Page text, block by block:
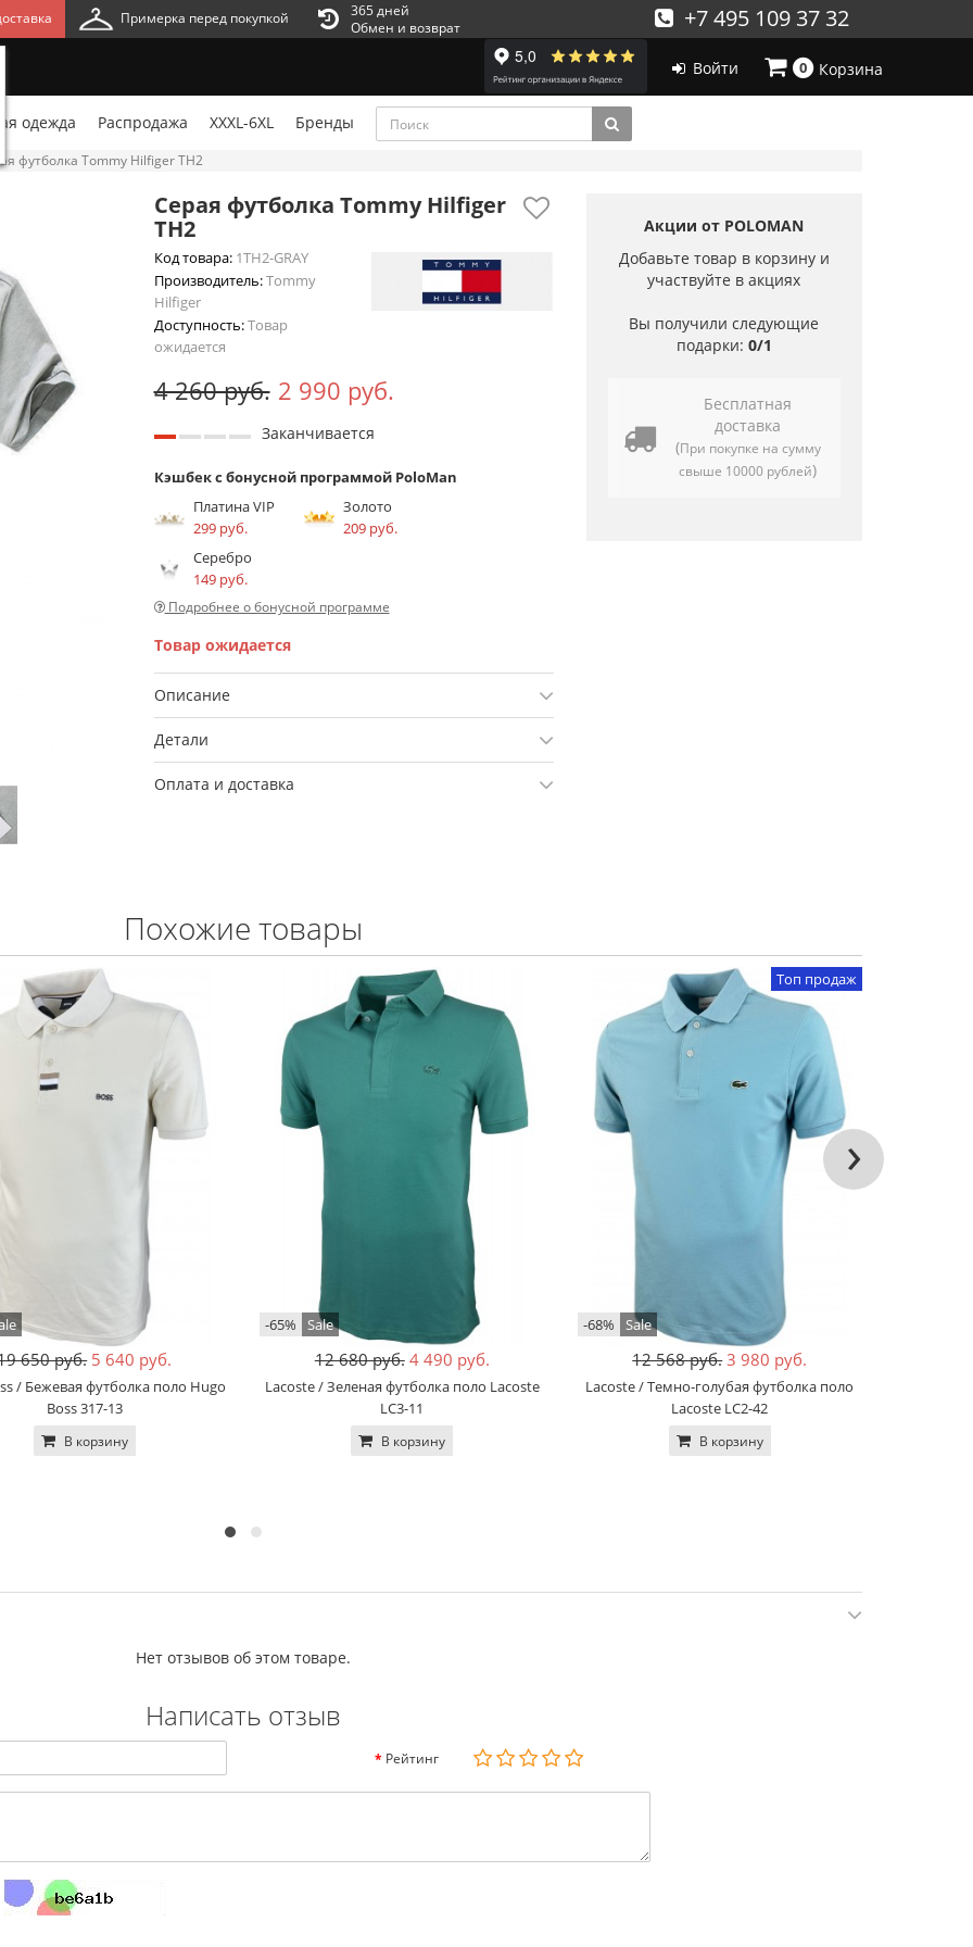
Примерка перед покупкой
365 дней
Обмен и возврат
+7 495 109 37 32
Войти 0 Корзина
одежда Распродажа XXXL-6XL Бренды
футболка Tommy Hilfiger TH2
Серая футболка Tommy Hilfiger
TH2
Код товара:1TH2-GRAY
Производитель:Tommy
Hilfiger
Доступность:Товар
ожидается
4 260 руб. 2 990 руб.
Заканчивается
Кэшбек с бонусной программой PoloMan
Платина VIP
299 руб.
Золото
209 руб.
Серебро
149 руб.
Подробнее о бонусной программе
Товар ожидается
Описание
Детали
Оплата и доставка
Акции от POLOMAN
Добавьте товар в корзину и
участвуйте в акциях
Вы получили следующие
подарки: 0/1
Бесплатная
доставка
(При покупке на сумму
свыше 10000 рублей)
Похожие товары
650 руб. 5 640 руб.
/ Бежевая футболка поло Hugo
Boss 317-13
В корзину
-65% Sale
12 680 руб. 4 490 руб.
Lacoste / Зеленая футболка поло Lacoste
LC3-11
В корзину
Топ продаж
-68% Sale
12 568 руб. 3 980 руб.
Lacoste / Темно-голубая футболка поло
Lacoste LC2-42
В корзину
›
Нет отзывов об этом товаре.
Написать отзыв
Рейтинг